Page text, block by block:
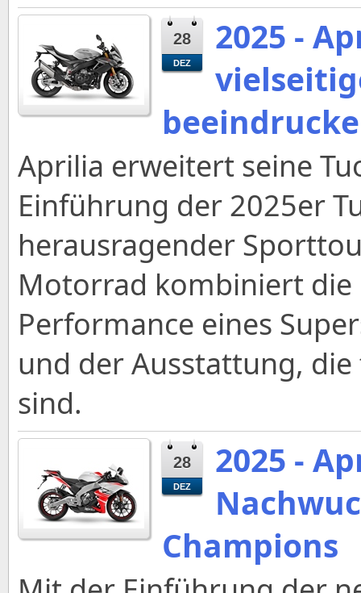
28
DEZ
2025 -
Aprilia erweitert seine
Einführung der 2025er
herausragender
Motorrad kombiniert die
Performance eines
und der Ausstattung,
sind.
28
DEZ
2025 -
Champions